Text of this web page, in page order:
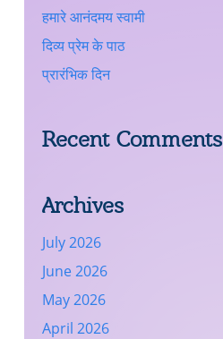
हमारे आनंदमय स्वामी
दिव्य प्रेम के पाठ
प्रारंभिक दिन
Recent Comments
Archives
July 2026
June 2026
May 2026
April 2026